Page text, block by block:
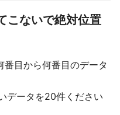
こないで絶対位置
目から何番目のデータ
ータを20件ください